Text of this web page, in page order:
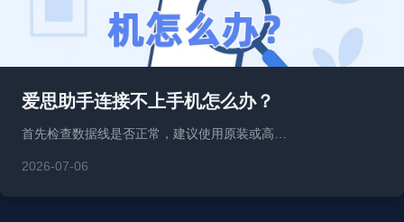
爱思助手连接不上手机怎么办？
首先检查数据线是否正常，建议使用原装或高…
2026-07-06